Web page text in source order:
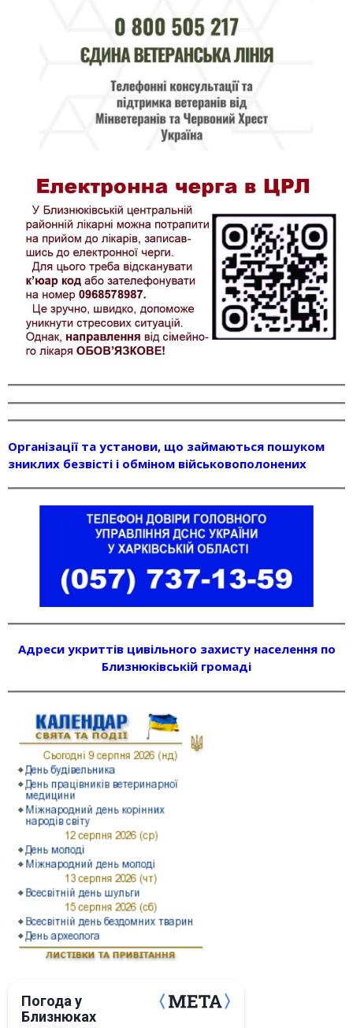
Організації та установи, що займаються пошуком
зниклих безвісті і обміном військовополонених
Адреси укриттів цивільного захисту населення по
Близнюківській громаді
Погода у
Близнюках